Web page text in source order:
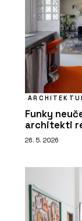
Funky
architekti
26. 5. 2026